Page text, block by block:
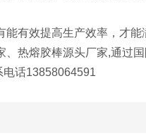
效提高生产效率，才能
热熔胶棒源头厂家,通过
话13858064591